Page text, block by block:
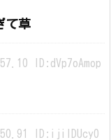
て草
ID:dVp7oAmop
ID:ijiIDUcy0